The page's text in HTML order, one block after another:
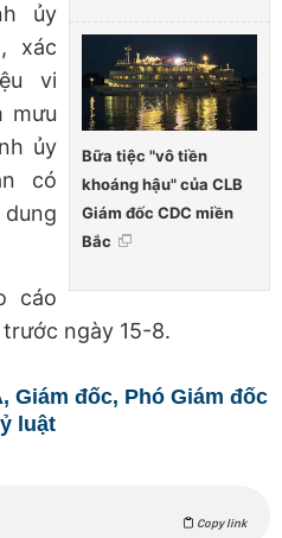
Bữa tiệc "vô tiền
khoáng hậu" của CLB
Giám đốc CDC miền
Bắc
ủy
xác
vi
mưu
ủy
có
cáo
ngày 15-8.
Giám đốc, Phó Giám đốc
luật
Copy link